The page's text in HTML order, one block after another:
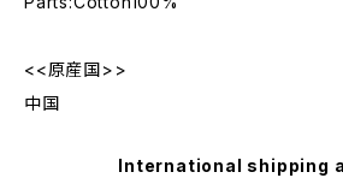
<<原産国>>
中国
International shipping